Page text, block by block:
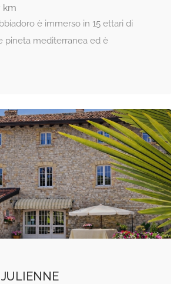
km
è immerso in 15 ettari di
pineta mediterranea ed è